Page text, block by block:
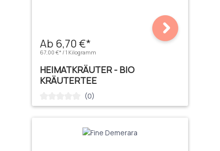
Ab 6,70 €*
67,00 €* / 1 Kilogramm
HEIMATKRÄUTER - BIO
KRÄUTERTEE
Durchschnittliche Bewertung von 0 von 5 Sternen
(0)